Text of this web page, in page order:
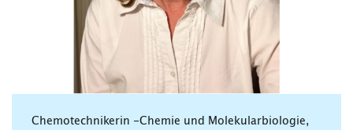
Chemotechnikerin -Chemie und Molekularbiologie,